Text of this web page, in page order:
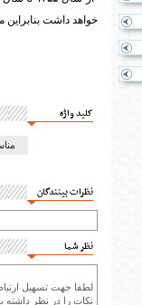
خواهد داشت
کلید واژه
نظرات بینندگان
نظر شما
لطفا جهت تسهیل
نکات را در نظر داشته